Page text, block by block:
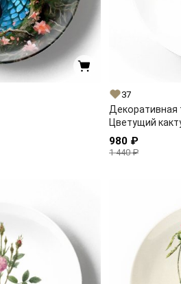
37
Декоративная
Цветущий
980 ₽
1 440 ₽